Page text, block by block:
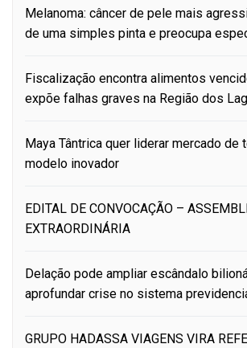
Melanoma: câncer de pele mais
de uma simples pinta e preocupa
Fiscalização encontra alimentos
expõe falhas graves na Região dos
Maya Tântrica quer liderar mercado de
modelo inovador
EDITAL DE CONVOCAÇÃO –
EXTRAORDINÁRIA
Delação pode ampliar escândalo
aprofundar crise no sistema
GRUPO HADASSA VIAGENS VIRA